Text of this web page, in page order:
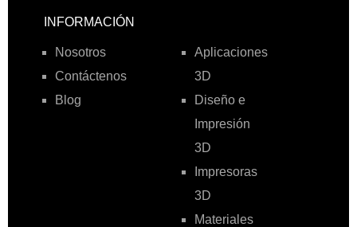
INFORMACIÓN
Nosotros
Contáctenos
Blog
Aplicaciones
3D
Diseño e
Impresión
3D
Impresoras
3D
Materiales